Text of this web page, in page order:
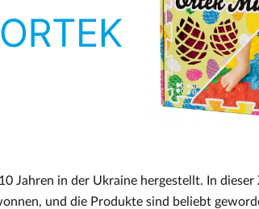
Jahren in der Ukraine hergestellt. In
und die Produkte sind beliebt